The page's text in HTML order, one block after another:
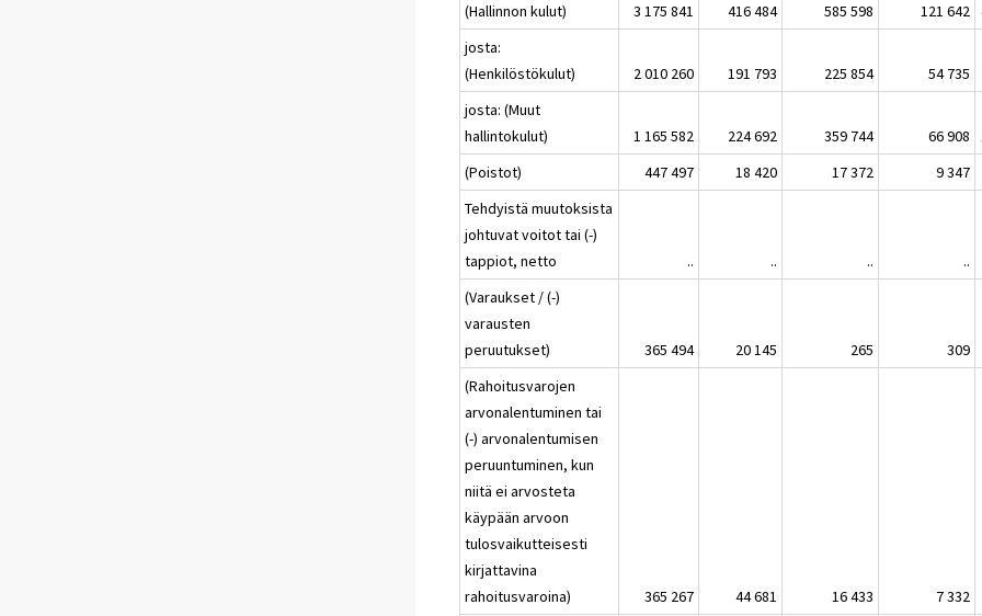
(Hallinnon kulut)
3 175 841 416 484 585 598 121 642
josta:
(Henkilöstökulut)
2 010 260 191 793 225 854 54 735
josta: (Muut
hallintokulut)
1 165 582 224 692 359 744 66 908
(Poistot)
447 497 18 420 17 372 9 347
Tehdyistä muutoksista
johtuvat voitot tai (-)
tappiot, netto
.. .. .. ..
(Varaukset / (-)
varausten
peruutukset)
365 494 20 145 265 309
(Rahoitusvarojen
arvonalentuminen tai
(-) arvonalentumisen
peruuntuminen, kun
niitä ei arvosteta
käypään arvoon
tulosvaikutteisesti
kirjattavina
rahoitusvaroina)
365 267 44 681 16 433 7 332